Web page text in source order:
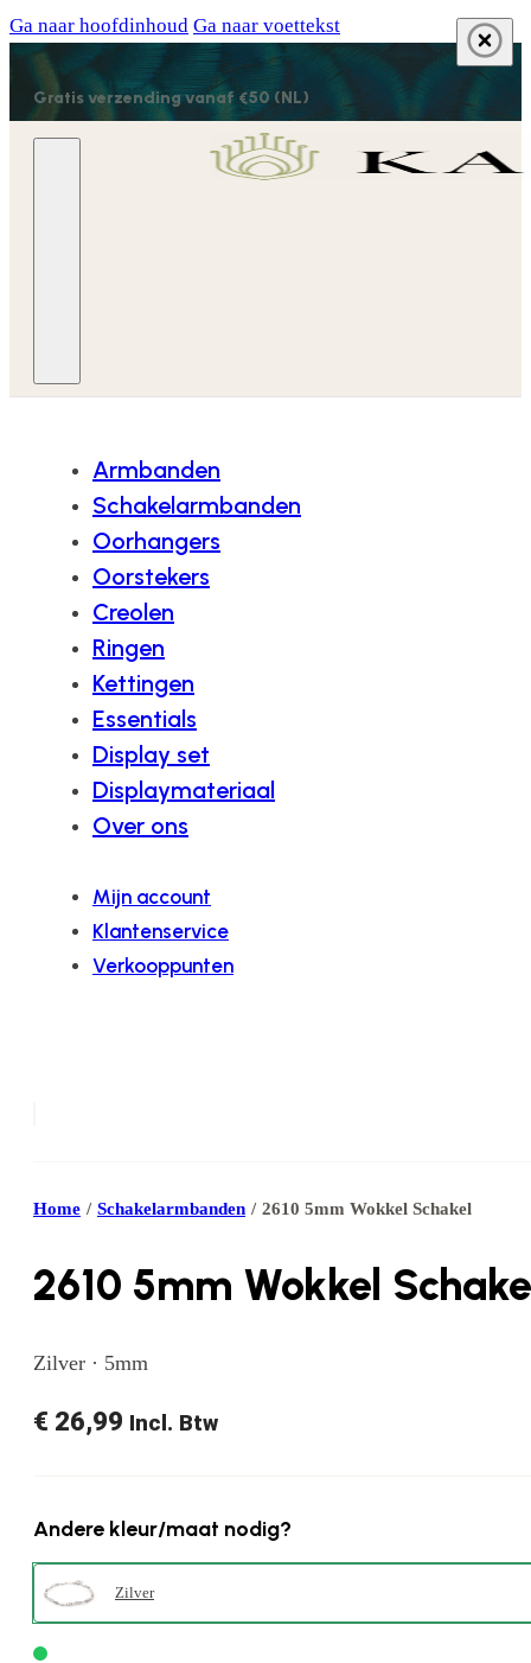
Ga naar hoofdinhoud Ga naar voettekst
Gratis verzending vanaf €50 (NL)
Armbanden
Schakelarmbanden
Oorhangers
Oorstekers
Creolen
Ringen
Kettingen
Essentials
Display set
Displaymateriaal
Over ons
Mijn account
Klantenservice
Verkooppunten
Home / Schakelarmbanden / 2610 5mm Wokkel Schakel
2610 5mm Wokkel
Zilver · 5mm
€ 26,99 Incl. Btw
Andere kleur/maat nodig?
Zilver